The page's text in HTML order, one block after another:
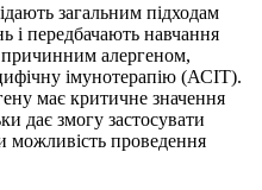
загальним підходам
і передбачають навчання
причинним алергеном,
імунотерапію (АСІТ).
має критичне значення
дає змогу застосувати
можливість проведення